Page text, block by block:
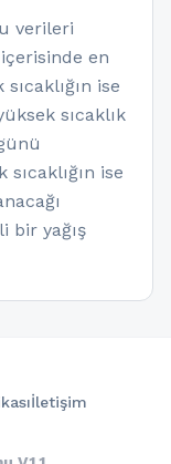
verileri
en
ise
sıcaklık
ise
bir yağış
İletişim